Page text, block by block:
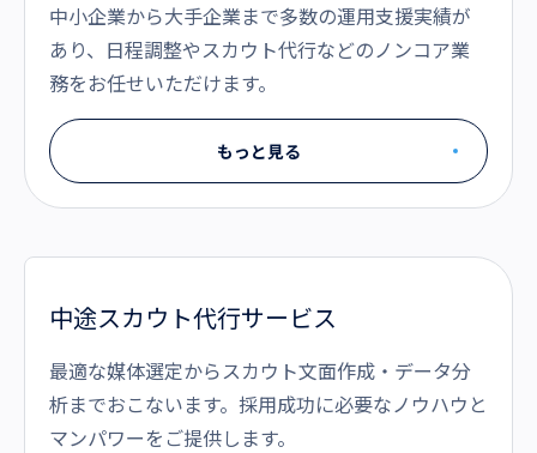
中小企業から大手企業まで多数の運用支援実績が
あり、日程調整やスカウト代行などのノンコア業
務をお任せいただけます。
もっと見る
中途スカウト代行サービス
最適な媒体選定からスカウト文面作成・データ分
析までおこないます。採用成功に必要なノウハウと
マンパワーをご提供します。